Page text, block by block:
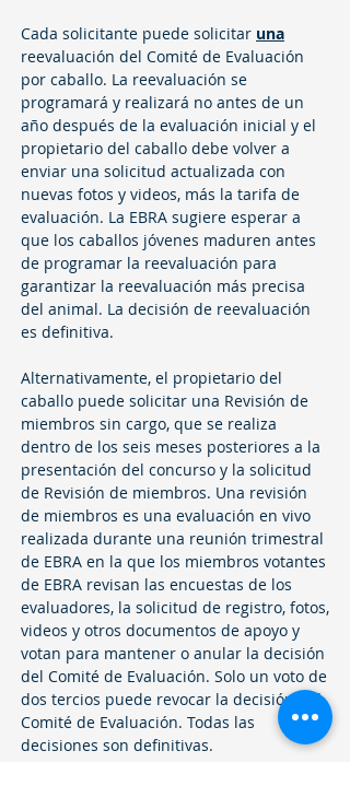
Cada solicitante puede solicitar una
reevaluación del Comité de Evaluación
por caballo. La reevaluación se
programará y realizará no antes de un
año después de la evaluación inicial y el
propietario del caballo debe volver a
enviar una solicitud actualizada con
nuevas fotos y videos, más la tarifa de
evaluación. La EBRA sugiere esperar a
que los caballos jóvenes maduren antes
de programar la reevaluación para
garantizar la reevaluación más precisa
del animal. La decisión de reevaluación
es definitiva.
Alternativamente, el propietario del
caballo puede solicitar una Revisión de
miembros sin cargo, que se realiza
dentro de los seis meses posteriores a la
presentación del concurso y la solicitud
de Revisión de miembros. Una revisión
de miembros es una evaluación en vivo
realizada durante una reunión trimestral
de EBRA en la que los miembros votantes
de EBRA revisan las encuestas de los
evaluadores, la solicitud de registro, fotos,
videos y otros documentos de apoyo y
votan para mantener o anular la decisión
del Comité de Evaluación. Solo un voto de
dos tercios puede revocar la decisión del
Comité de Evaluación. Todas las
decisiones son definitivas.